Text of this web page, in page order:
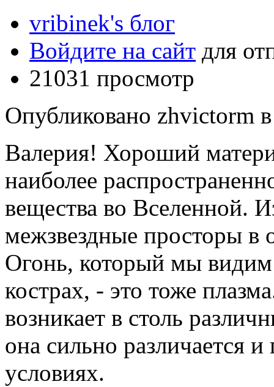
vribinek's блог
Войдите на сайт для
21031 просмотр
Опубликовано zhvictorm
Валерия! Хороший
наиболее
вещества во Вселенной.
межзвездные просторы в
Огонь, который мы
кострах, - это тоже
возникает в столь
она сильно различается
условиях.